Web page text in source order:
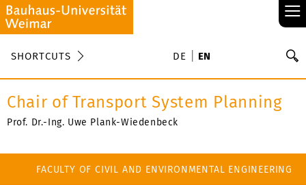
≡
SHORTCUTS DE EN
Chair of Transport System Planning
Prof. Dr.-Ing. Uwe Plank-Wiedenbeck
FACULTY OF CIVIL AND ENVIRONMENTAL ENGINEERING